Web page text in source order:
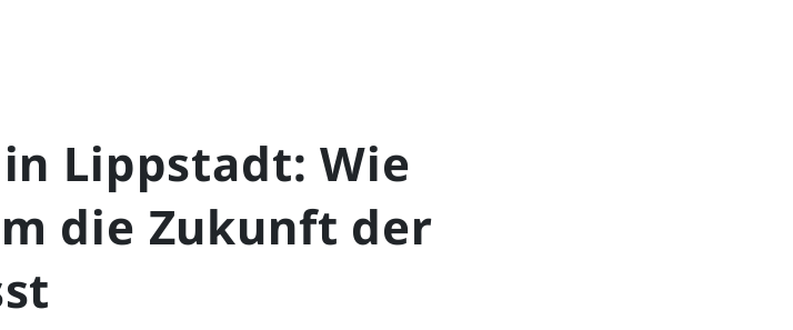
Lippstadt: Wie
die Zukunft der